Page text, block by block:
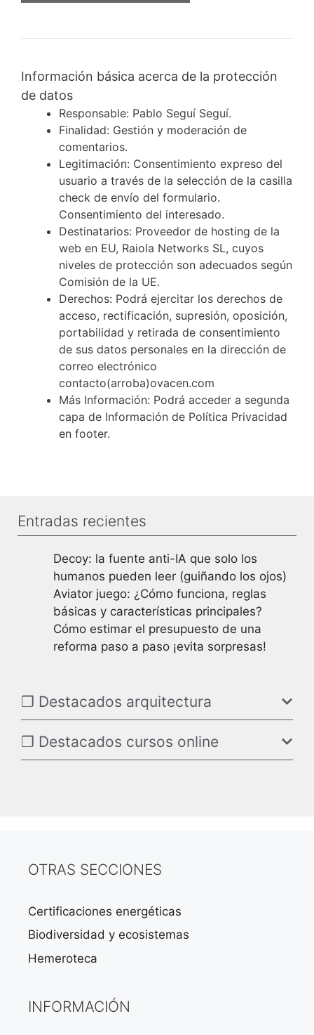
Información básica acerca de la protección
de datos
Responsable: Pablo Seguí Seguí.
Finalidad: Gestión y moderación de
comentarios.
Legitimación: Consentimiento expreso del
usuario a través de la selección de la casilla
check de envío del formulario.
Consentimiento del interesado.
Destinatarios: Proveedor de hosting de la
web en EU, Raiola Networks SL, cuyos
niveles de protección son adecuados según
Comisión de la UE.
Derechos: Podrá ejercitar los derechos de
acceso, rectificación, supresión, oposición,
portabilidad y retirada de consentimiento
de sus datos personales en la dirección de
correo electrónico
contacto(arroba)ovacen.com
Más Información: Podrá acceder a segunda
capa de Información de Política Privacidad
en footer.
Entradas recientes
Decoy: la fuente anti-IA que solo los
humanos pueden leer (guiñando los ojos)
Aviator juego: ¿Cómo funciona, reglas
básicas y características principales?
Cómo estimar el presupuesto de una
reforma paso a paso ¡evita sorpresas!
❐ Destacados arquitectura
❐ Destacados cursos online
OTRAS SECCIONES
Certificaciones energéticas
Biodiversidad y ecosistemas
Hemeroteca
INFORMACIÓN